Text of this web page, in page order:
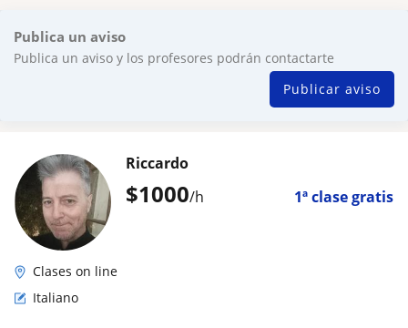
Publica un aviso
Publica un aviso y los profesores podrán contactarte
Publicar aviso
$1000/h 1ª clase gratis
Riccardo
Clases on line
Italiano